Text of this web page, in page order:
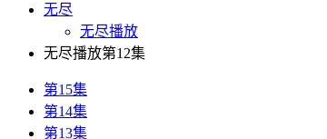
无尽
无尽播放
无尽播放第12集
第15集
第14集
第13集